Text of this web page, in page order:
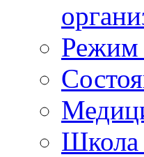
Режим
Школа